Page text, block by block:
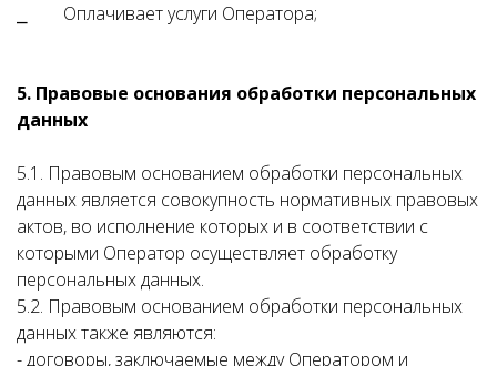
⎯ Оплачивает услуги Оператора;
5. Правовые основания обработки персональных
данных
5.1. Правовым основанием обработки персональных
данных является совокупность нормативных правовых
актов, во исполнение которых и в соответствии с
которыми Оператор осуществляет обработку
персональных данных.
5.2. Правовым основанием обработки персональных
данных также являются:
- договоры, заключаемые между Оператором и